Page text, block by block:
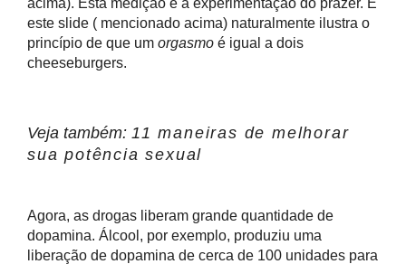
este slide ( mencionado acima) naturalmente ilustra o
princípio de que um orgasmo é igual a dois
cheeseburgers.
Veja também: 11 maneiras de melhorar
sua potência sexual
Agora, as drogas liberam grande quantidade de
dopamina. Álcool, por exemplo, produziu uma
liberação de dopamina de cerca de 100 unidades para